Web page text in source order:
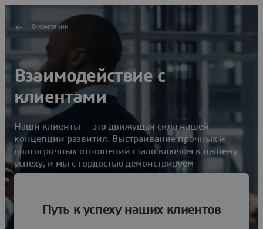
О компании
Взаимодействие с
клиентами
Наши клиенты — это движущая сила нашей
концепции развития. Выстраивание прочных и
долгосрочных отношений стало ключом к нашему
успеху, и мы с гордостью демонстрируем
поразительные инновации, основанные на наших
Узнайте, почему лидеры выбирают
Путь к успеху наших клиентов